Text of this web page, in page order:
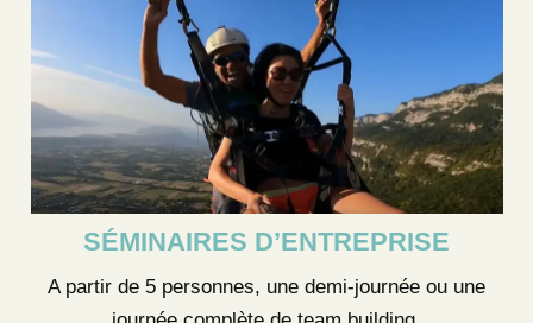
SÉMINAIRES D’ENTREPRISE
A partir de 5 personnes, une demi-journée ou une